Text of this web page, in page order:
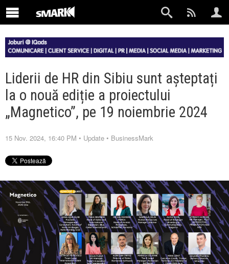
Liderii de HR din Sibiu sunt așteptați
la o nouă ediție a proiectului
„Magnetico”, pe 19 noiembrie 2024
15 Nov. 2024, 16:40 PM • Update • BusinessMark